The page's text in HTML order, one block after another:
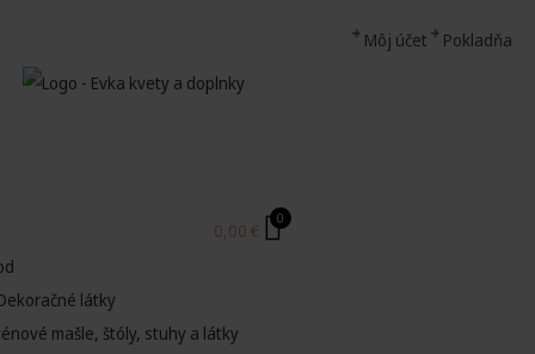
Môj účet Pokladňa
0,00 €
0
látky
mašle, štóly, stuhy a látky